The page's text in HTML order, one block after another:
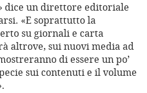
dice un direttore editoriale
«E soprattutto la
su giornali e carta
altrove, sui nuovi media ad
di essere un po’
sui contenuti e il volume